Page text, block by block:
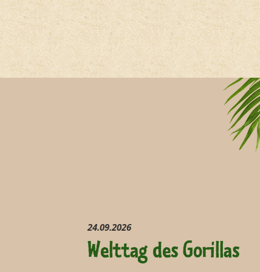
24.09.2026
Welttag des Gorillas